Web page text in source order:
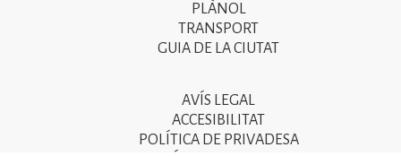
PLÀNOL
TRANSPORT
GUIA DE LA CIUTAT
AVÍS LEGAL
ACCESIBILITAT
POLÍTICA DE PRIVADESA